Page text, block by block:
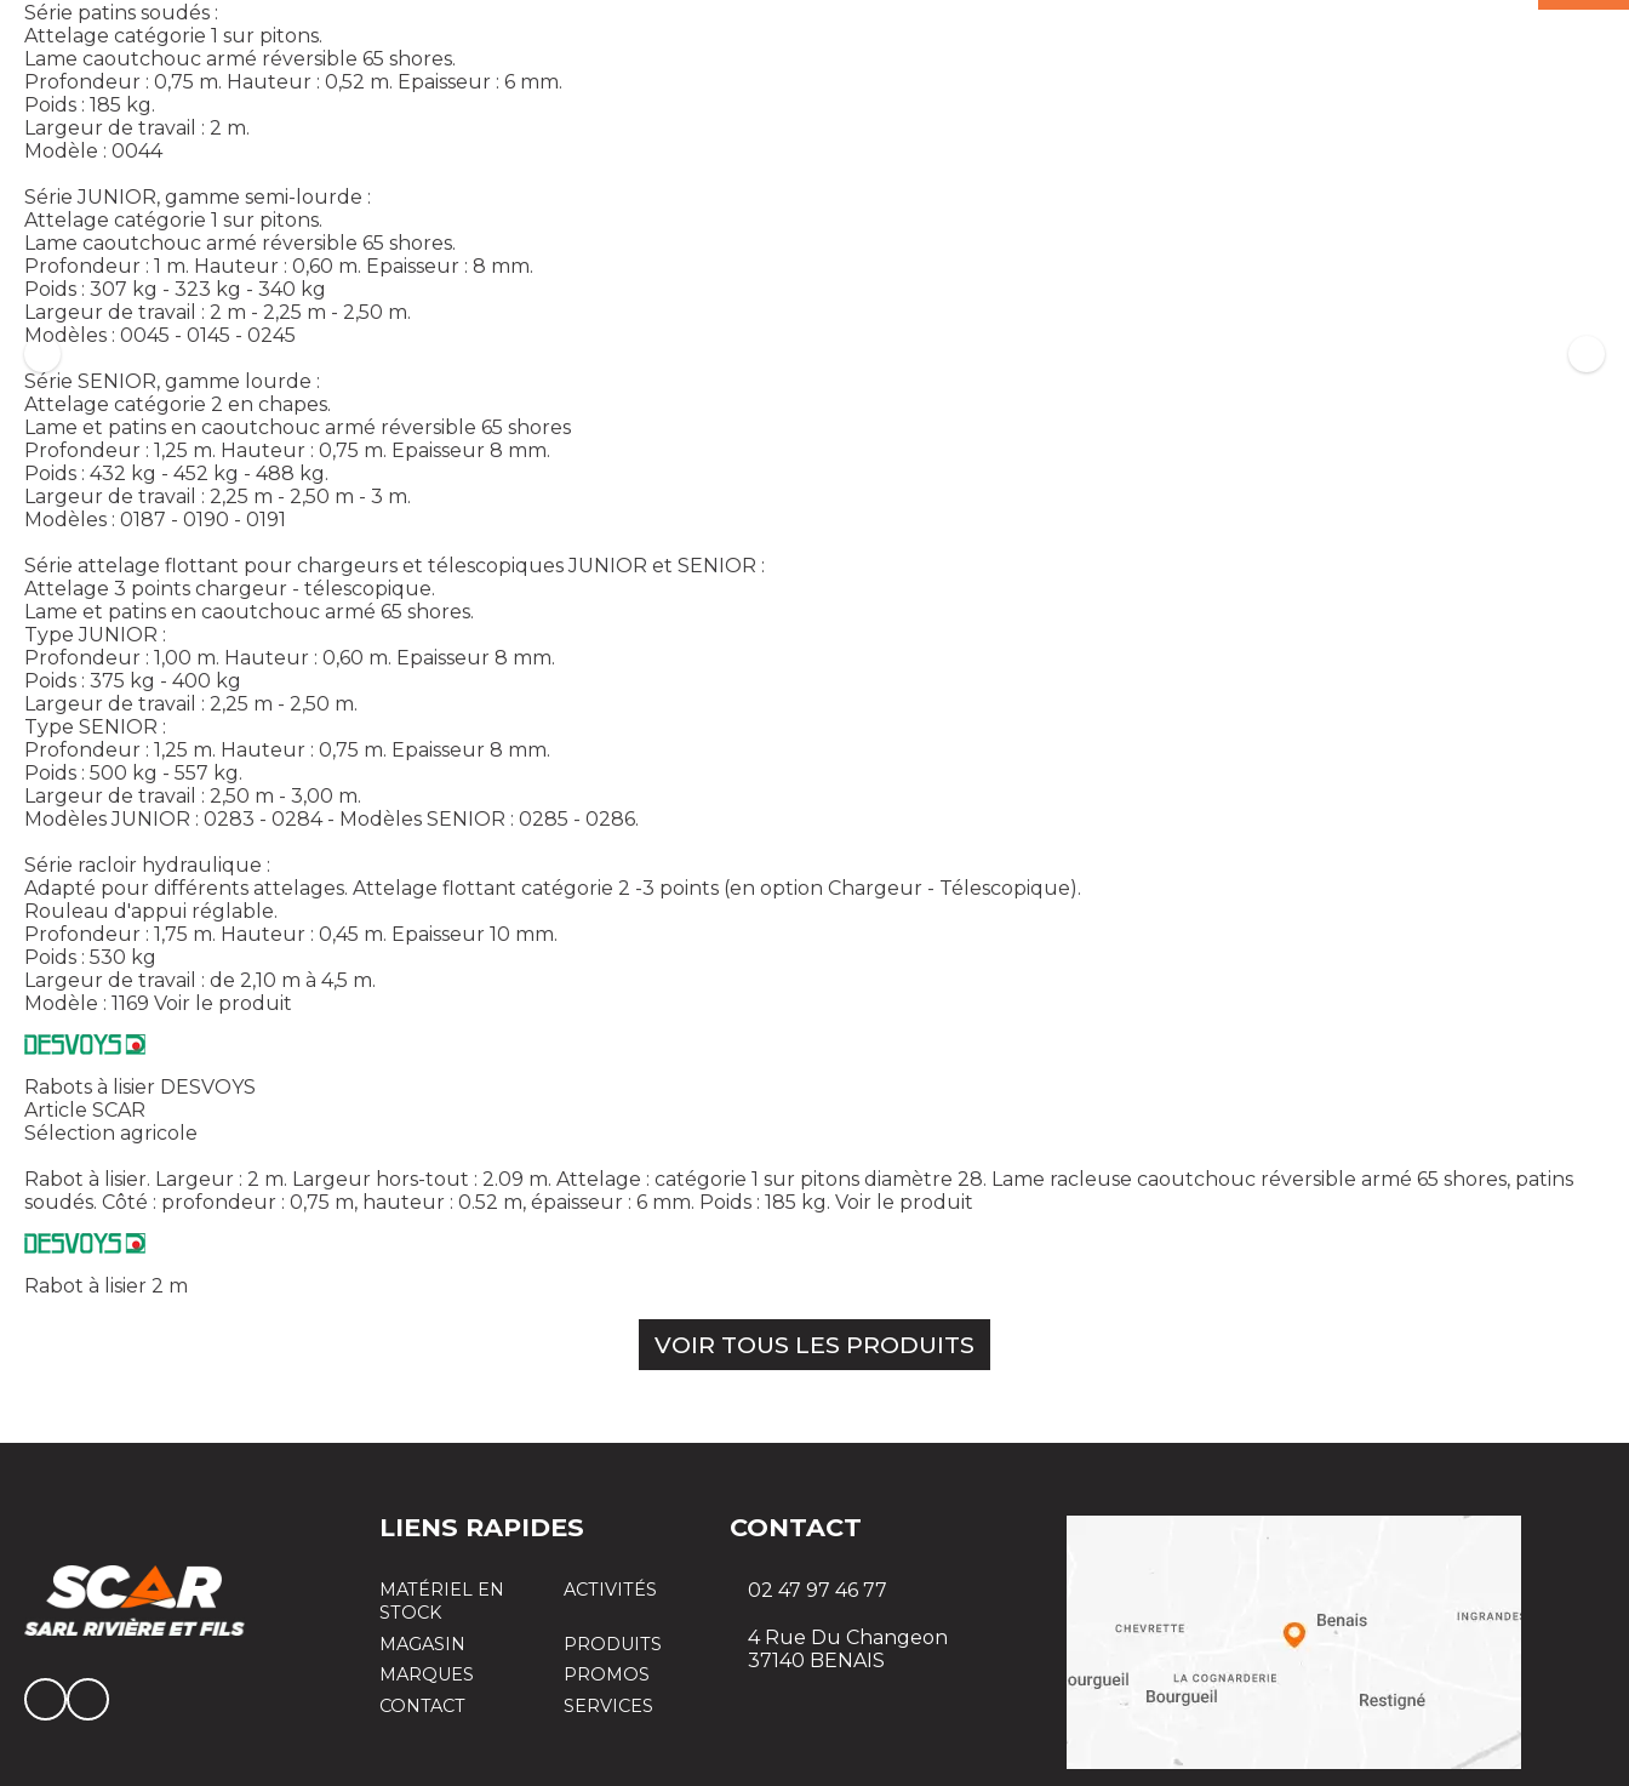
Série patins soudés :
Attelage catégorie 1 sur pitons.
Lame caoutchouc armé réversible 65 shores.
Profondeur : 0,75 m. Hauteur : 0,52 m. Epaisseur : 6 mm.
Poids : 185 kg.
Largeur de travail : 2 m.
Modèle : 0044
Série JUNIOR, gamme semi-lourde :
Attelage catégorie 1 sur pitons.
Lame caoutchouc armé réversible 65 shores.
Profondeur : 1 m. Hauteur : 0,60 m. Epaisseur : 8 mm.
Poids : 307 kg - 323 kg - 340 kg
Largeur de travail : 2 m - 2,25 m - 2,50 m.
Modèles : 0045 - 0145 - 0245
Série SENIOR, gamme lourde :
Attelage catégorie 2 en chapes.
Lame et patins en caoutchouc armé réversible 65 shores
Profondeur : 1,25 m. Hauteur : 0,75 m. Epaisseur 8 mm.
Poids : 432 kg - 452 kg - 488 kg.
Largeur de travail : 2,25 m - 2,50 m - 3 m.
Modèles : 0187 - 0190 - 0191
Série attelage flottant pour chargeurs et télescopiques JUNIOR et SENIOR :
Attelage 3 points chargeur - télescopique.
Lame et patins en caoutchouc armé 65 shores.
Type JUNIOR :
Profondeur : 1,00 m. Hauteur : 0,60 m. Epaisseur 8 mm.
Poids : 375 kg - 400 kg
Largeur de travail : 2,25 m - 2,50 m.
Type SENIOR :
Profondeur : 1,25 m. Hauteur : 0,75 m. Epaisseur 8 mm.
Poids : 500 kg - 557 kg.
Largeur de travail : 2,50 m - 3,00 m.
Modèles JUNIOR : 0283 - 0284 - Modèles SENIOR : 0285 - 0286.
Série racloir hydraulique :
Adapté pour différents attelages. Attelage flottant catégorie 2 -3 points (en option Chargeur - Télescopique).
Rouleau d'appui réglable.
Profondeur : 1,75 m. Hauteur : 0,45 m. Epaisseur 10 mm.
Poids : 530 kg
Largeur de travail : de 2,10 m à 4,5 m.
Modèle : 1169 Voir le produit
Rabots à lisier DESVOYS
Article SCAR
Sélection agricole
Rabot à lisier. Largeur : 2 m. Largeur hors-tout : 2.09 m. Attelage : catégorie 1 sur pitons diamètre 28. Lame racleuse caoutchouc réversible armé 65 shores, patins
soudés. Côté : profondeur : 0,75 m, hauteur : 0.52 m, épaisseur : 6 mm. Poids : 185 kg. Voir le produit
Rabot à lisier 2 m
VOIR TOUS LES PRODUITS
LIENS RAPIDES
MATÉRIEL EN
STOCK
ACTIVITÉS
MAGASIN
PRODUITS
MARQUES
PROMOS
CONTACT
SERVICES
CONTACT
02 47 97 46 77
4 Rue Du Changeon
37140 BENAIS